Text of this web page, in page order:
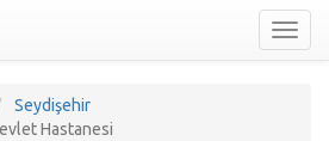
nav
Seydişehir
Hastanesi